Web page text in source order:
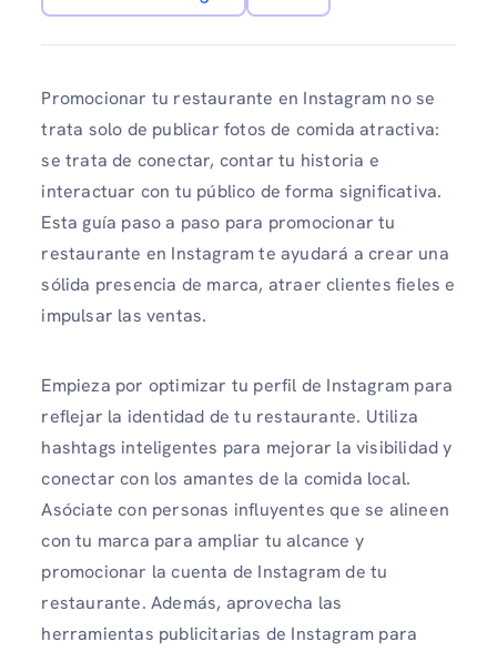
Promocionar tu restaurante en Instagram no se
trata solo de publicar fotos de comida atractiva:
se trata de conectar, contar tu historia e
interactuar con tu público de forma significativa.
Esta guía paso a paso para promocionar tu
restaurante en Instagram te ayudará a crear una
sólida presencia de marca, atraer clientes fieles e
impulsar las ventas.
Empieza por optimizar tu perfil de Instagram para
reflejar la identidad de tu restaurante. Utiliza
hashtags inteligentes para mejorar la visibilidad y
conectar con los amantes de la comida local.
Asóciate con personas influyentes que se alineen
con tu marca para ampliar tu alcance y
promocionar la cuenta de Instagram de tu
restaurante. Además, aprovecha las
herramientas publicitarias de Instagram para